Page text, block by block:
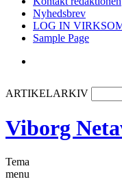
Nyhedsbrev
LOG IN
Sample Page
ARTIKELARKIV
Viborg
Tema
menu